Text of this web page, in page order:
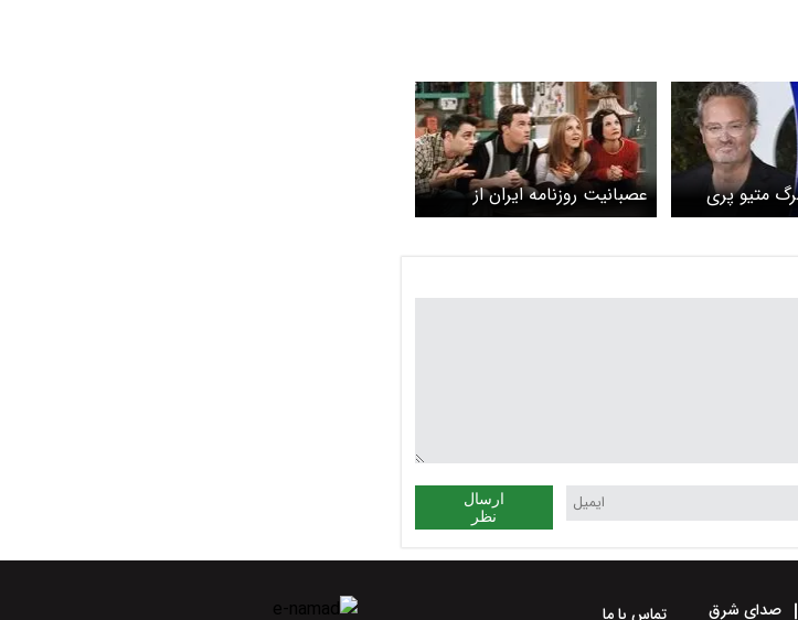
متیو پری
عصبانیت روزنامه ایران از
محبوبیت سریال فرندز/
ارسال
نظر
صدای شرق تماس با ما